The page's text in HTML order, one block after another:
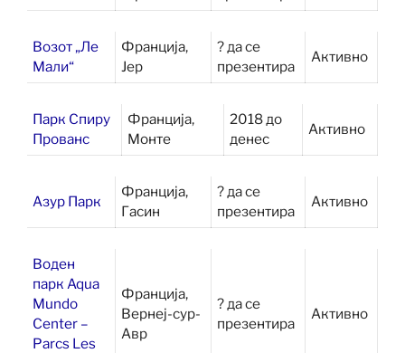
Возот „Ле
Мали“
Франција,
Јер
? да се
презентира
Активно
Парк Спиру
Прованс
Франција,
Монте
2018 до
денес
Активно
Азур Парк
Франција,
Гасин
? да се
презентира
Активно
Воден
парк Aqua
Mundo
Center –
Parcs Les
Франција,
Вернеј-сур-
Авр
? да се
презентира
Активно